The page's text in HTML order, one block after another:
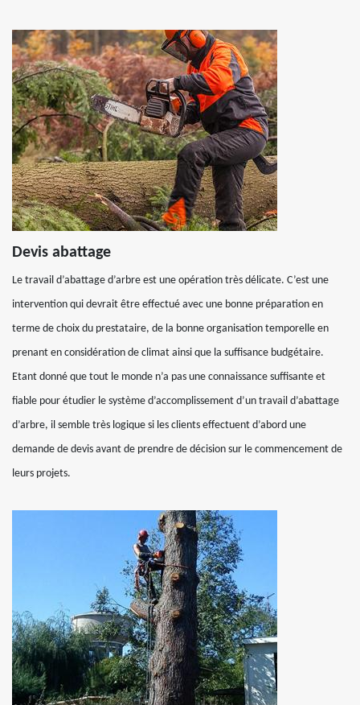
Devis abattage
Le travail d’abattage d’arbre est une opération très délicate. C’est une
intervention qui devrait être effectué avec une bonne préparation en
terme de choix du prestataire, de la bonne organisation temporelle en
prenant en considération de climat ainsi que la suffisance budgétaire.
Etant donné que tout le monde n’a pas une connaissance suffisante et
fiable pour étudier le système d’accomplissement d’un travail d’abattage
d’arbre, il semble très logique si les clients effectuent d’abord une
demande de devis avant de prendre de décision sur le commencement de
leurs projets.